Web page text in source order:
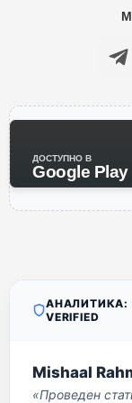
ДОСТУПНО В
Google Play
АНАЛИТИКА:
VERIFIED
Mishaal
«Проведен